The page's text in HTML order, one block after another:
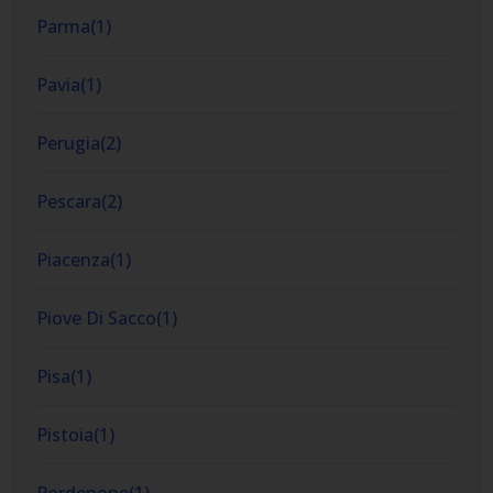
Parma(1)
Pavia(1)
Perugia(2)
Pescara(2)
Piacenza(1)
Piove Di Sacco(1)
Pisa(1)
Pistoia(1)